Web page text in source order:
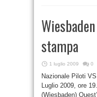
stampa
1 luglio 2009 0
Nazionale Piloti
Luglio 2009, ore
(Wiesbaden)